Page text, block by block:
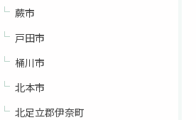
蕨市
戸田市
桶川市
北本市
北足立郡伊奈町